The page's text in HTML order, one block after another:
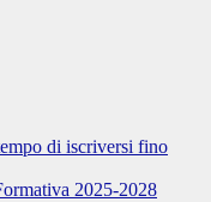
di iscriversi fino
2025-2028